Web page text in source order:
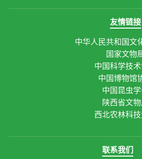
友情链接
中华人民共和国文
国家文物
中国科学技
中国博物馆
中国昆虫
陕西省文
西北农林科
联系我们